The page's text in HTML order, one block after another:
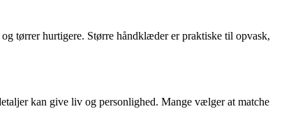
tørrer hurtigere. Større håndklæder er praktiske til opvask,
kan give liv og personlighed. Mange vælger at matche